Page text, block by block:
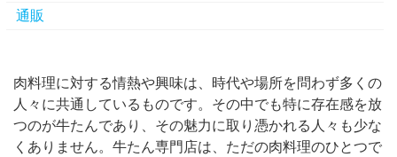
通販
肉料理に対する情熱や興味は、時代や場所を問わず多くの
人々に共通しているものです。 その中でも特に存在感を放
つのが牛たんであり、その魅力に取り憑かれる人々も少な
くありません。牛たん専門店は、ただの肉料理のひとつで